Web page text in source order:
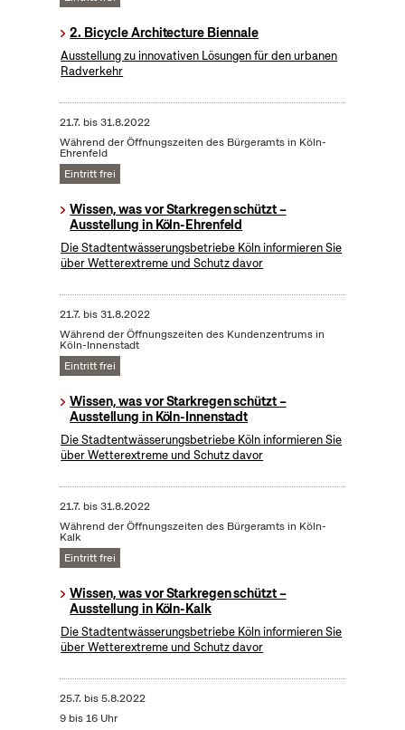
2. Bicycle Architecture Biennale
Ausstellung zu innovativen Lösungen für den urbanen
Radverkehr
21.7. bis31.8.2022
Während der Öffnungszeiten des Bürgeramts in Köln-
Ehrenfeld
Eintritt frei
Wissen, was vor Starkregen schützt –
Ausstellung in Köln-Ehrenfeld
Die Stadtentwässerungsbetriebe Köln informieren Sie
über Wetterextreme und Schutz davor
21.7. bis31.8.2022
Während der Öffnungszeiten des Kundenzentrums in
Köln-Innenstadt
Eintritt frei
Wissen, was vor Starkregen schützt –
Ausstellung in Köln-Innenstadt
Die Stadtentwässerungsbetriebe Köln informieren Sie
über Wetterextreme und Schutz davor
21.7. bis31.8.2022
Während der Öffnungszeiten des Bürgeramts in Köln-
Kalk
Eintritt frei
Wissen, was vor Starkregen schützt –
Ausstellung in Köln-Kalk
Die Stadtentwässerungsbetriebe Köln informieren Sie
über Wetterextreme und Schutz davor
25.7. bis5.8.2022
9 bis 16 Uhr